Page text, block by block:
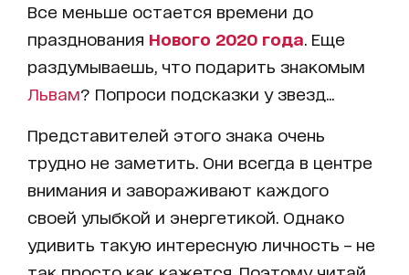
Все меньше остается времени до
празднования Нового 2020 года . Еще
раздумываешь, что подарить знакомым
Львам? Попроси подсказки у звезд...
Представителей этого знака очень
трудно не заметить. Они всегда в центре
внимания и завораживают каждого
своей улыбкой и энергетикой. Однако
удивить такую интересную личность – не
так просто как кажется. Поэтому читай